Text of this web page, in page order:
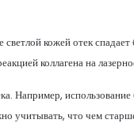
кожей отек
коллагена на
Например,
учитывать, что чем